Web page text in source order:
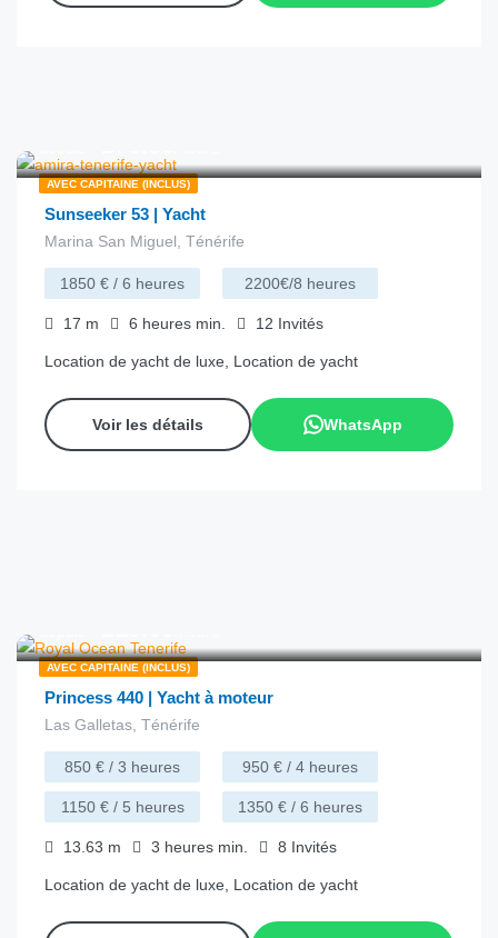
AVEC CAPITAINE (INCLUS)
Sunseeker 53 | Yacht
Marina San Miguel, Ténérife
1850 € / 6 heures 2200€/8 heures
17 m 6 heures min. 12 Invités
Location de yacht de luxe, Location de yacht
Voir les détails WhatsApp
AVEC CAPITAINE (INCLUS)
Princess 440 | Yacht à moteur
Las Galletas, Ténérife
850 € / 3 heures 950 € / 4 heures
1150 € / 5 heures 1350 € / 6 heures
13.63 m 3 heures min. 8 Invités
Location de yacht de luxe, Location de yacht